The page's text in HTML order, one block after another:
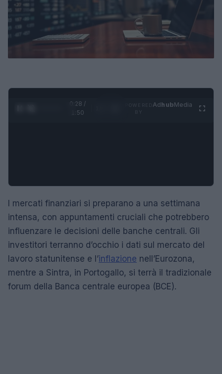
0:29 /
1:50
AdhubMedia
I mercati finanziari si preparano a una settimana
intensa, con appuntamenti cruciali che potrebbero
influenzare le decisioni delle banche centrali. Gli
investitori terranno d’occhio i dati sul mercato del
lavoro statunitense e l’inflazione nell’Eurozona,
mentre a Sintra, in Portogallo, si terrà il tradizionale
forum della Banca centrale europea (BCE).